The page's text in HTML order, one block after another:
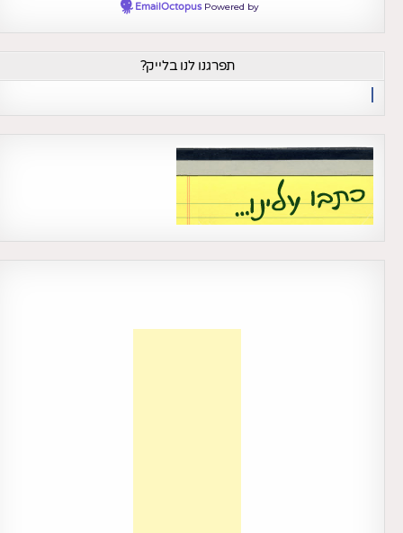
Powered by
EmailOctopus
תפרגנו לנו בלייק?